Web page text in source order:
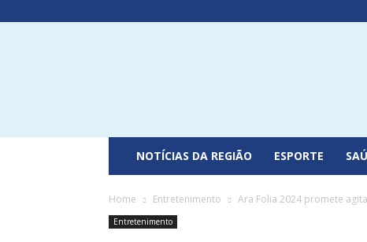
NOTÍCIAS DA REGIÃO ESPORTE
Home Entretenimento Ara Folia 2024 promete
Entretenimento